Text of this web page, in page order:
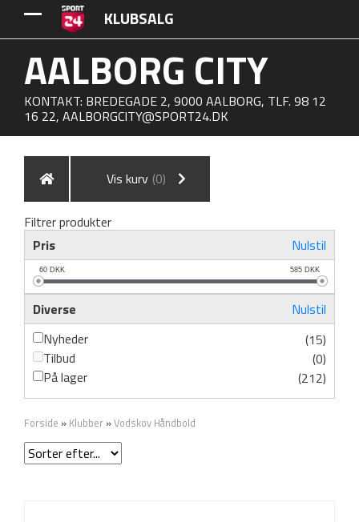
KLUBSALG
AALBORG CITY
KONTAKT: BREDEGADE 2, 9000 AALBORG, TLF. 98 12
16 22, AALBORGCITY@SPORT24.DK
Vis kurv (0)
Filtrer produkter
Pris
Nulstil
60 DKK 585 DKK
Diverse
Nulstil
Nyheder
(15)
Tilbud
(0)
På lager
(212)
Forside » Klubber »Vodskov Håndbold